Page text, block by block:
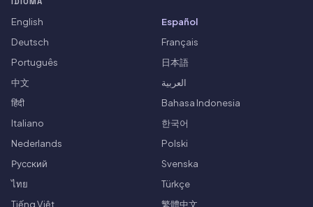
English
Español
Deutsch
Français
Português
日本語
中文
العربية
हिंदी
Bahasa Indonesia
Italiano
한국어
Nederlands
Polski
Русский
Svenska
ไทย
Türkçe
Tiếng Việt
繁體中文